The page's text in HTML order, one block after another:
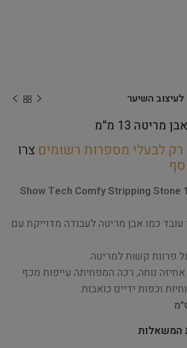
לעיצוב השיער
לבעלי מספרות רשומים צרו
Show Tech Comfy Stripping Stone
כמו אבן מריטה לעבודה מדוייקת עם
פרוות קשות למריטה.
נוחה, רכה המפחיתה עייפות מכף
וכפות ידיים כואבות.
המשאלות